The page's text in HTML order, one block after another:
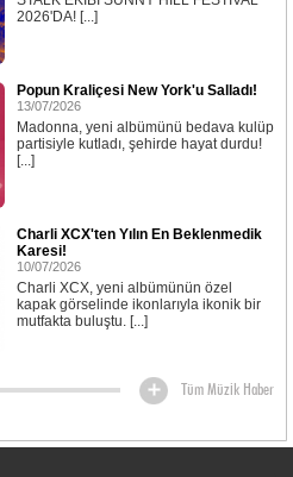
2026'DA! [...]
Popun Kraliçesi New York'u Salladı!
13/07/2026
Madonna, yeni albümünü bedava kulüp
partisiyle kutladı, şehirde hayat durdu!
[...]
Charli XCX'ten Yılın En Beklenmedik
Karesi!
10/07/2026
Charli XCX, yeni albümünün özel
kapak görselinde ikonlarıyla ikonik bir
mutfakta buluştu. [...]
Tüm Müzik Haber